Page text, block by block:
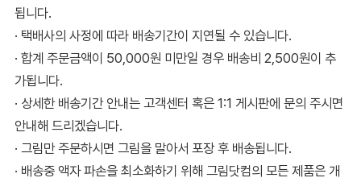
됩니다.
· 택배사의 사정에 따라 배송기간이 지연될 수 있습니다.
· 합계 주문금액이 50,000원 미만일 경우 배송비 2,500원이 추
가됩니다.
· 상세한 배송기간 안내는 고객센터 혹은 1:1 게시판에 문의 주시면
안내해 드리겠습니다.
· 그림만 주문하시면 그림을 말아서 포장 후 배송됩니다.
· 배송중 액자 파손을 최소화하기 위해 그림닷컴의 모든 제품은 개